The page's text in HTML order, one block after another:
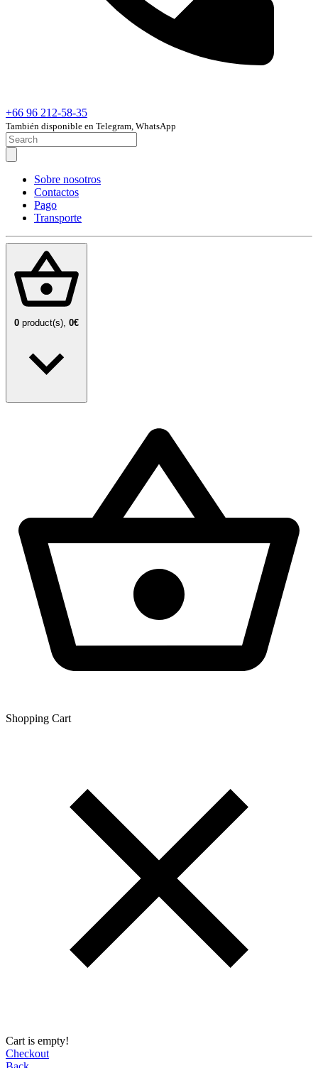
+66 96 212-58-35
También disponible en Telegram, WhatsApp
Sobre nosotros
Contactos
Pago
Transporte
0 product(s), 0€
Shopping Сart
Cart is empty!
Checkout